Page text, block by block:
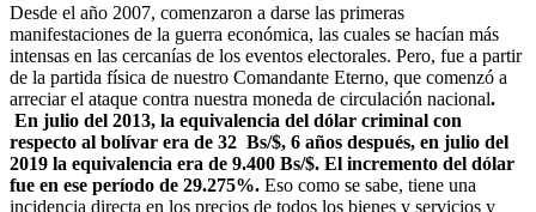
Desde el año 2007, comenzaron a darse las primeras
manifestaciones de la guerra económica, las cuales se hacían más
intensas en las cercanías de los eventos electorales. Pero, fue a partir
de la partida física de nuestro Comandante Eterno, que comenzó a
arreciar el ataque contra nuestra moneda de circulación nacional.
En julio del 2013, la equivalencia del dólar criminal con
respecto al bolívar era de 32 Bs/$, 6 años después, en julio del
2019 la equivalencia era de 9.400 Bs/$. El incremento del dólar
fue en ese período de 29.275%. Eso como se sabe, tiene una
incidencia directa en los precios de todos los bienes y servicios y